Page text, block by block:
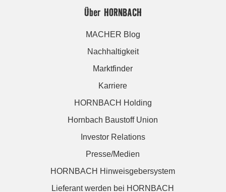
Über HORNBACH
MACHER Blog
Nachhaltigkeit
Marktfinder
Karriere
HORNBACH Holding
Hornbach Baustoff Union
Investor Relations
Presse/Medien
HORNBACH Hinweisgebersystem
Lieferant werden bei HORNBACH